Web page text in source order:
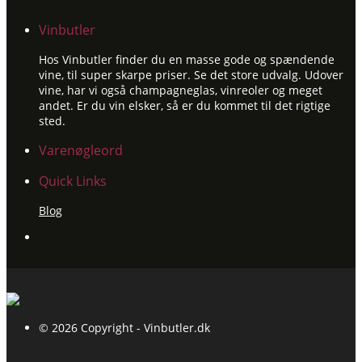
Vinbutler
Hos Vinbutler finder du en masse gode og spændende
vine, til super skarpe priser. Se det store udvalg. Udover
vine, har vi også champagneglas, vinreoler og meget
andet. Er du vin elsker, så er du kommet til det rigtige
sted.
Varenøgleord
Quick Links
Blog
© 2026 Copyright - Vinbutler.dk